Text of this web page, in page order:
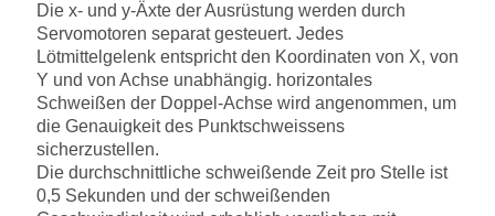
Die x- und y-Äxte der Ausrüstung werden durch
Servomotoren separat gesteuert. Jedes
Lötmittelgelenk entspricht den Koordinaten von X, von
Y und von Achse unabhängig. horizontales
Schweißen der Doppel-Achse wird angenommen, um
die Genauigkeit des Punktschweissens
sicherzustellen.
Die durchschnittliche schweißende Zeit pro Stelle ist
0,5 Sekunden und der schweißenden